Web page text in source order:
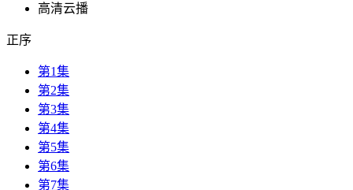
高清云播
正序
第1集
第2集
第3集
第4集
第5集
第6集
第7集